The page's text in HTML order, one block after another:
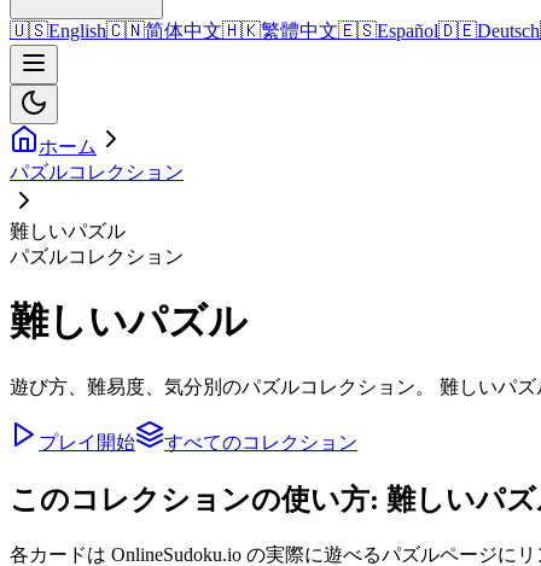
🇺🇸English🇨🇳简体中文🇭🇰繁體中文🇪🇸Español🇩🇪Deutsch
ホーム
パズルコレクション
難しいパズル
パズルコレクション
難しいパズル
遊び方、難易度、気分別のパズルコレクション。 難しいパズ
プレイ開始 すべてのコレクション
このコレクションの使い方: 難しいパ
各カードは OnlineSudoku.io の実際に遊べるパズルページに